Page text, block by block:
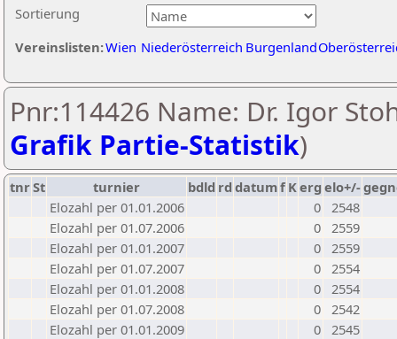
Sortierung
Vereinslisten:Wien Niederösterreich Burgenland
Pnr:114426 Name: Dr. Igor
Grafik Partie-Statistik)
tnrSt turnier bdld rd datumf Kerg elo+/-
Elozahl per 01.01.2006
0 2548
Elozahl per 01.07.2006
0 2559
Elozahl per 01.01.2007
0 2559
Elozahl per 01.07.2007
0 2554
Elozahl per 01.01.2008
0 2554
Elozahl per 01.07.2008
0 2542
Elozahl per 01.01.2009
0 2545